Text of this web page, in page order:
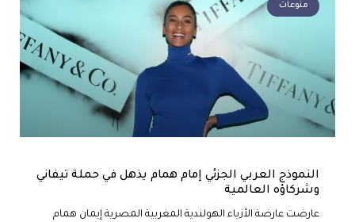
منوعات
النموذج العربي الجزئي إمام همام يذهل في حملة تيفاني
وشركاؤه العالمية
عارضت عارضة الأزياء الهولندية المغربية المصرية إيمان همام